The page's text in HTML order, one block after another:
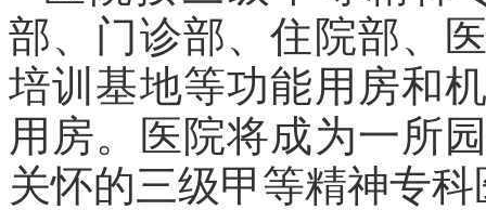
部、门诊部、住院部、
培训基地等功能用房和
用房。医院将成为一所
关怀的三级甲等精神专